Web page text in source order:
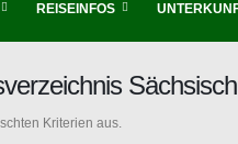
REISEINFOS
Kriterien aus.